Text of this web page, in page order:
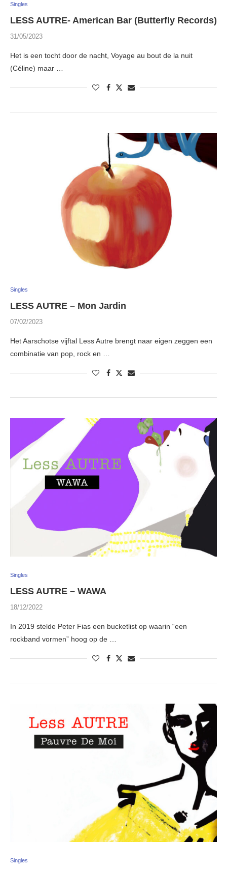
Singles
LESS AUTRE- American Bar (Butterfly Records)
31/05/2023
Het is een tocht door de nacht, Voyage au bout de la nuit
(Céline) maar …
Singles
LESS AUTRE – Mon Jardin
07/02/2023
Het Aarschotse vijftal Less Autre brengt naar eigen zeggen een
combinatie van pop, rock en …
Singles
LESS AUTRE – WAWA
18/12/2022
In 2019 stelde Peter Fias een bucketlist op waarin “een
rockband vormen” hoog op de …
Singles